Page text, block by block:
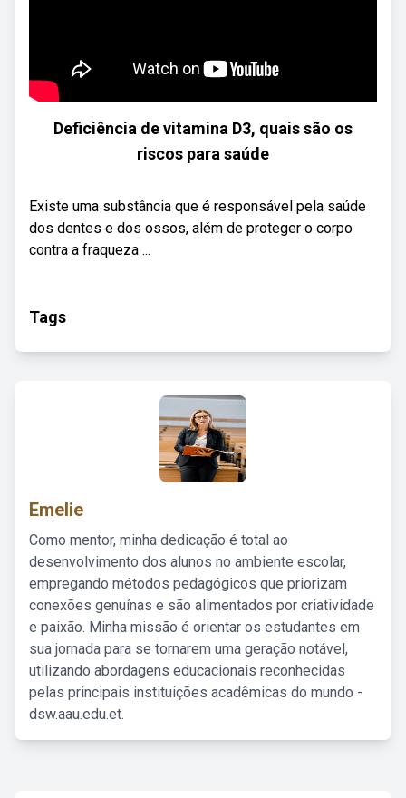
Deficiência de vitamina D3, quais são os
riscos para saúde
Existe uma substância que é responsável pela saúde
dos dentes e dos ossos, além de proteger o corpo
contra a fraqueza ...
Tags
Emelie
Como mentor, minha dedicação é total ao
desenvolvimento dos alunos no ambiente escolar,
empregando métodos pedagógicos que priorizam
conexões genuínas e são alimentados por criatividade
e paixão. Minha missão é orientar os estudantes em
sua jornada para se tornarem uma geração notável,
utilizando abordagens educacionais reconhecidas
pelas principais instituições acadêmicas do mundo -
dsw.aau.edu.et.